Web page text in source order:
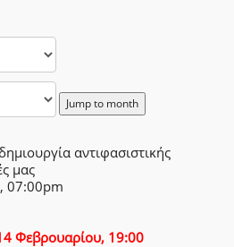
Jump to month
αντιφασιστικής
μας
07:00pm
Φεβρουαρίου, 19:00